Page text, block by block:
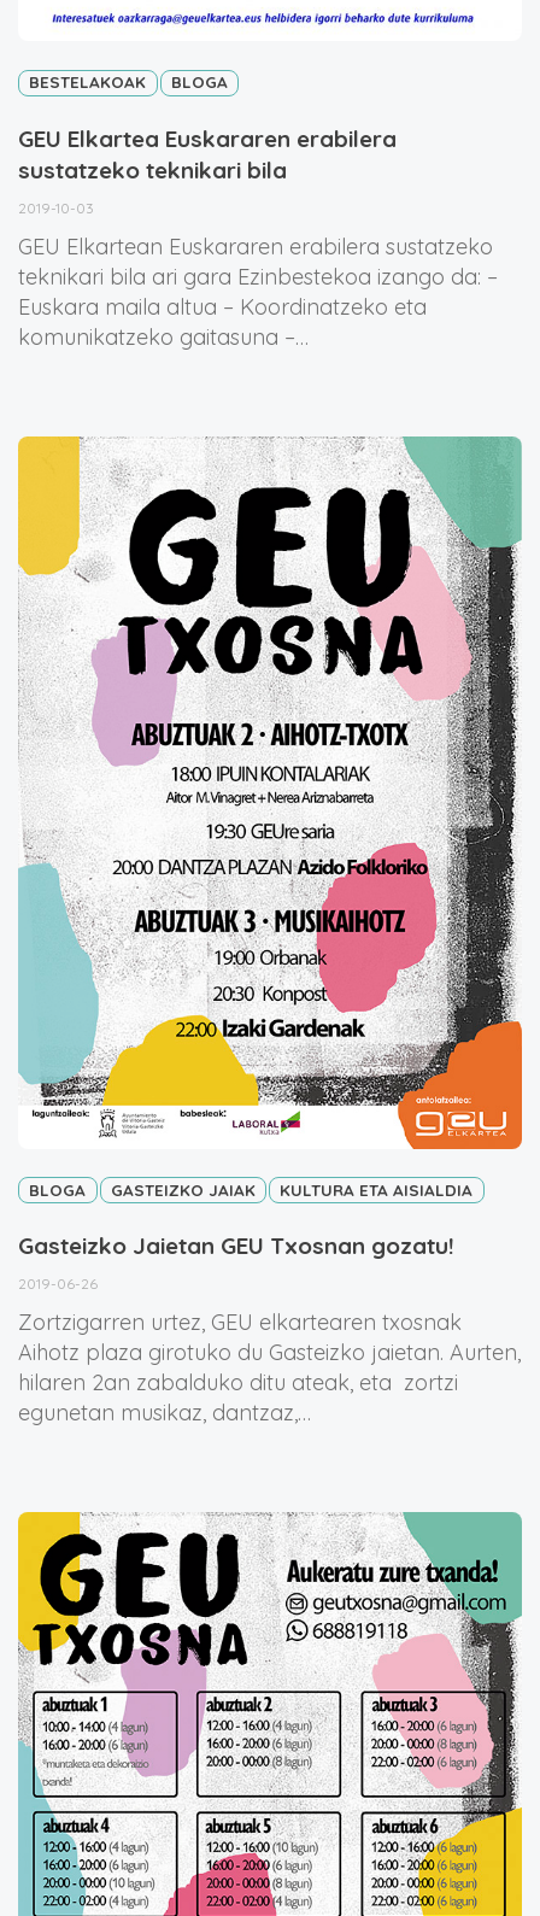
BESTELAKOAK BLOGA
GEU Elkartea Euskararen erabilera
sustatzeko teknikari bila
2019-10-03
GEU Elkartean Euskararen erabilera sustatzeko
teknikari bila ari gara Ezinbestekoa izango da: –
Euskara maila altua – Koordinatzeko eta
komunikatzeko gaitasuna –…
BLOGA GASTEIZKO JAIAK KULTURA ETA AISIALDIA
Gasteizko Jaietan GEU Txosnan gozatu!
2019-06-26
Zortzigarren urtez, GEU elkartearen txosnak
Aihotz plaza girotuko du Gasteizko jaietan. Aurten,
hilaren 2an zabalduko ditu ateak, eta zortzi
egunetan musikaz, dantzaz,…